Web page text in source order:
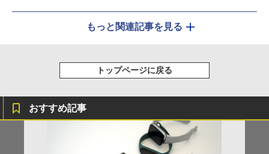
もっと関連記事を見る
トップページに戻る
おすすめ記事